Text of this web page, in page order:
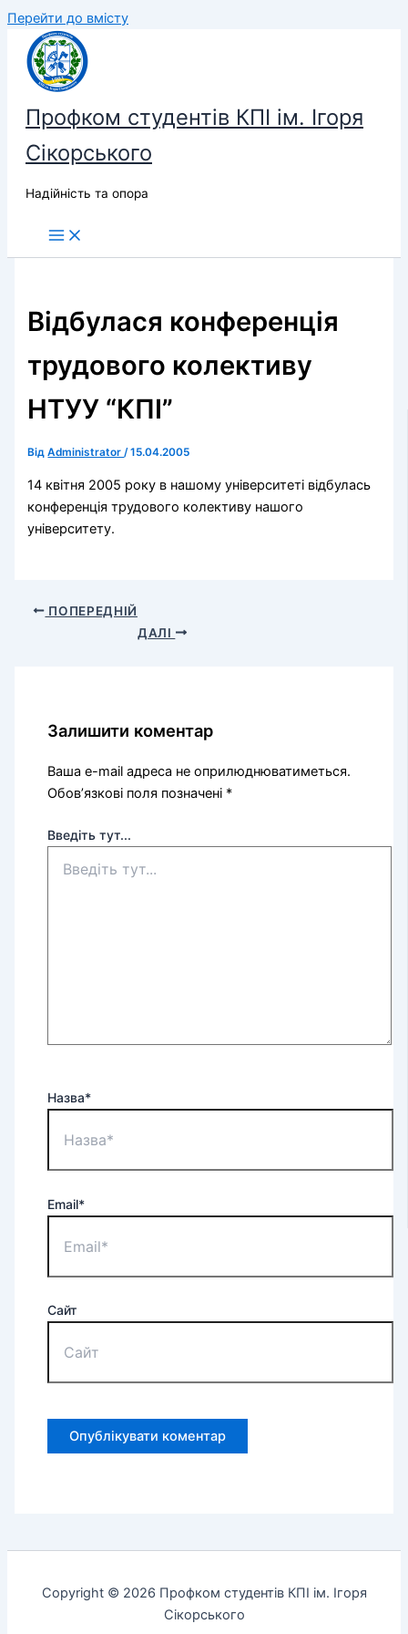
Перейти до вмісту
Профком студентів КПІ ім. Ігоря
Сікорського
Надійність та опора
Відбулася конференція
трудового колективу
НТУУ “КПІ”
ВідAdministrator/15.04.2005
14 квітня 2005 року в нашому університеті відбулась
конференція трудового колективу нашого
університету.
ПОПЕРЕДНІЙ
ДАЛІ
Залишити коментар
Ваша e-mail адреса не оприлюднюватиметься.
Обов’язкові поля позначені *
Введіть тут...
Назва*
Email*
Сайт
Copyright © 2026 Профком студентів КПІ ім. Ігоря
Сікорського